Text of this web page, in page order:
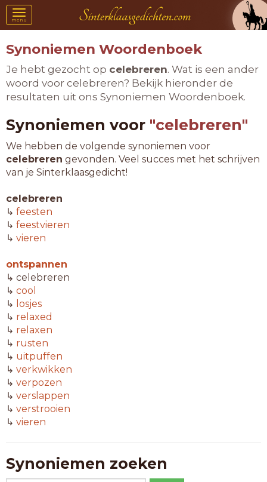
Toggle
navigation
menu
Synoniemen Woordenboek
Je hebt gezocht op celebreren. Wat is een ander
woord voor celebreren? Bekijk hieronder de
resultaten uit ons Synoniemen Woordenboek.
Synoniemen voor "celebreren"
We hebben de volgende synoniemen voor
celebreren gevonden. Veel succes met het schrijven
van je Sinterklaasgedicht!
celebreren
↳ feesten
↳ feestvieren
↳ vieren
ontspannen
↳ celebreren
↳ cool
↳ losjes
↳ relaxed
↳ relaxen
↳ rusten
↳ uitpuffen
↳ verkwikken
↳ verpozen
↳ verslappen
↳ verstrooien
↳ vieren
Synoniemen zoeken